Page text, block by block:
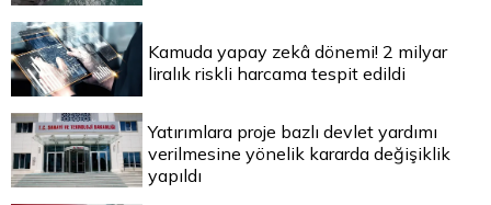
Kamuda yapay zekâ dönemi! 2 milyar
liralık riskli harcama tespit edildi
Yatırımlara proje bazlı devlet yardımı
verilmesine yönelik kararda değişiklik
yapıldı